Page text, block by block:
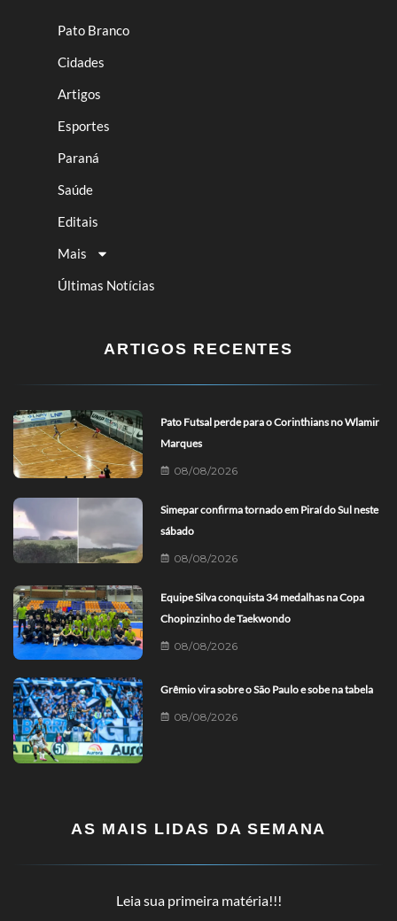
Pato Branco
Cidades
Artigos
Esportes
Paraná
Saúde
Editais
Mais
Últimas Notícias
ARTIGOS RECENTES
Pato Futsal perde para o Corinthians no Wlamir
Marques
08/08/2026
Simepar confirma tornado em Piraí do Sul neste
sábado
08/08/2026
Equipe Silva conquista 34 medalhas na Copa
Chopinzinho de Taekwondo
08/08/2026
Grêmio vira sobre o São Paulo e sobe na tabela
08/08/2026
AS MAIS LIDAS DA SEMANA
Leia sua primeira matéria!!!